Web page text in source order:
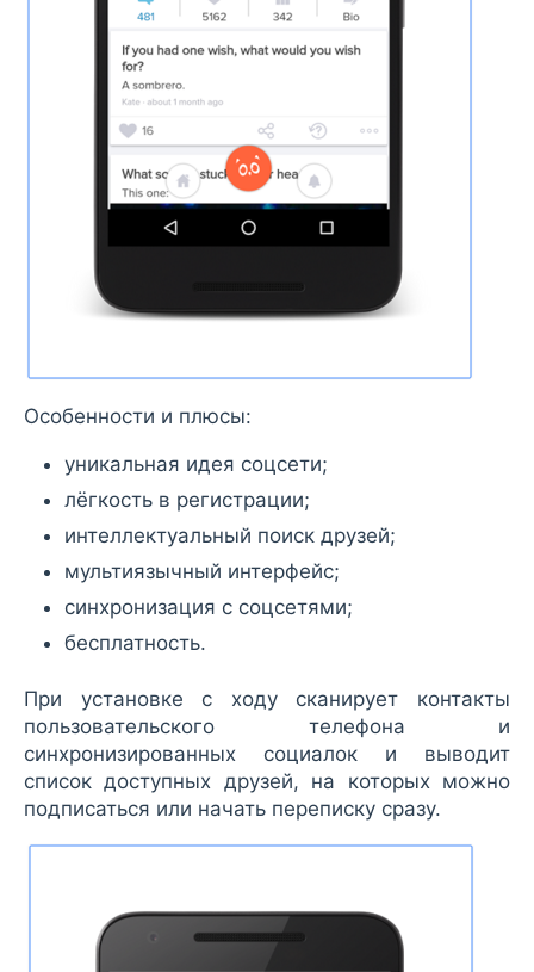
Особенности и плюсы:
уникальная идея соцсети;
лёгкость в регистрации;
интеллектуальный поиск друзей;
мультиязычный интерфейс;
синхронизация с соцсетями;
бесплатность.
При установке с ходу сканирует контакты
пользовательского телефона и
синхронизированных социалок и выводит
список доступных друзей, на которых можно
подписаться или начать переписку сразу.